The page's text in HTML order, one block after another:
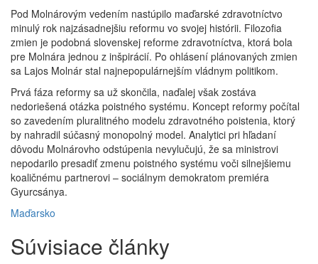
Pod Molnárovým vedením nastúpilo maďarské zdravotníctvo
minulý rok najzásadnejšiu reformu vo svojej histórii. Filozofia
zmien je podobná slovenskej reforme zdravotníctva, ktorá bola
pre Molnára jednou z inšpirácií. Po ohlásení plánovaných zmien
sa Lajos Molnár stal najnepopulárnejším vládnym politikom.
Prvá fáza reformy sa už skončila, naďalej však zostáva
nedoriešená otázka poistného systému. Koncept reformy počítal
so zavedením pluralitného modelu zdravotného poistenia, ktorý
by nahradil súčasný monopolný model. Analytici pri hľadaní
dôvodu Molnárovho odstúpenia nevylučujú, že sa ministrovi
nepodarilo presadiť zmenu poistného systému voči silnejšiemu
koaličnému partnerovi – sociálnym demokratom premiéra
Gyurcsánya.
Maďarsko
Súvisiace články